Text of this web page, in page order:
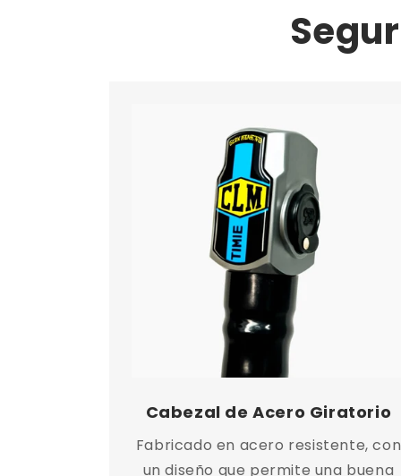
Cabezal de Acero Giratorio
Fabricado en acero resistente, con
un diseño que permite una buena